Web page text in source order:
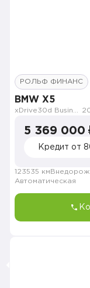
РОЛЬФ ФИНАНС
BMW X5
5 369 000
Кредит от
123535 км
Автоматическая